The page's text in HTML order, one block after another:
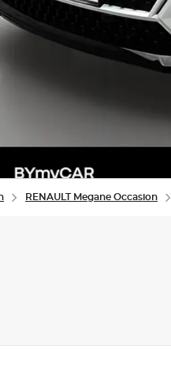
RENAULT Megane Occasion